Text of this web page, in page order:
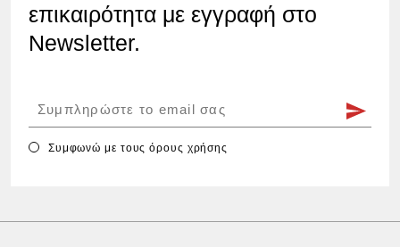
επικαιρότητα με εγγραφή στο
Newsletter.
Συμφωνώ με τουςόρους χρήσης